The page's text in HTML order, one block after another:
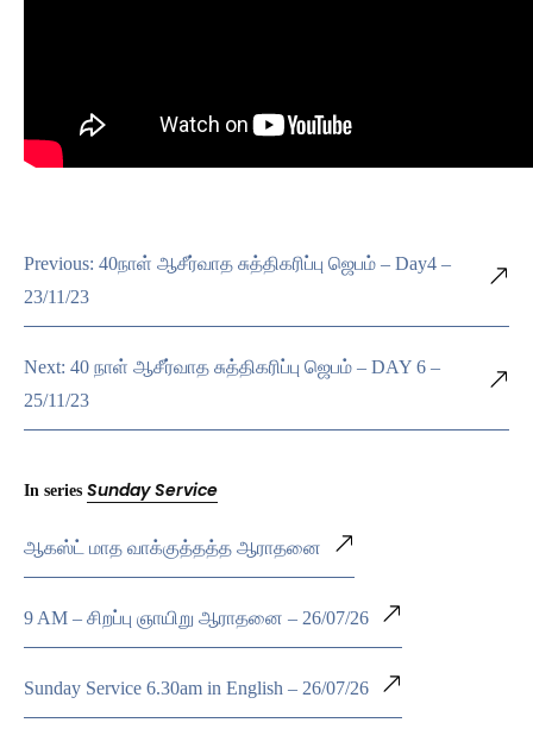
Previous: 40நாள் ஆசீர்வாத சுத்திகரிப்பு ஜெபம் – Day4 –
23/11/23
Next: 40 நாள் ஆசீர்வாத சுத்திகரிப்பு ஜெபம் – DAY 6 –
25/11/23
In series Sunday Service
ஆகஸ்ட் மாத வாக்குத்தத்த ஆராதனை
9 AM – சிறப்பு ஞாயிறு ஆராதனை – 26/07/26
Sunday Service 6.30am in English – 26/07/26